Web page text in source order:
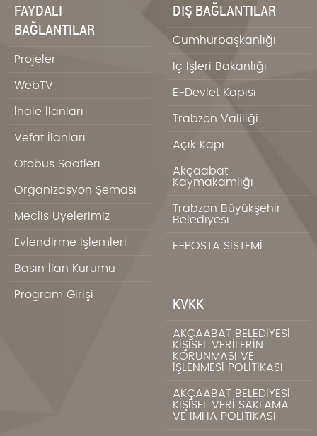
FAYDALI
BAĞLANTILAR
Projeler
WebTV
İhale İlanları
Vefat İlanları
Otobüs Saatleri
Organizasyon Şeması
Meclis Üyelerimiz
Evlendirme İşlemleri
Basın İlan Kurumu
Program Girişi
DIŞ BAĞLANTILAR
Cumhurbaşkanlığı
İç İşleri Bakanlığı
E-Devlet Kapısı
Trabzon Valiliği
Açık Kapı
Akçaabat
Kaymakamlığı
Trabzon Büyükşehir
Belediyesi
E-POSTA SİSTEMİ
KVKK
AKÇAABAT BELEDİYESİ
KİŞİSEL VERİLERİN
KORUNMASI VE
İŞLENMESİ POLİTİKASI
AKÇAABAT BELEDİYESİ
KİŞİSEL VERİ SAKLAMA
VE İMHA POLİTİKASI